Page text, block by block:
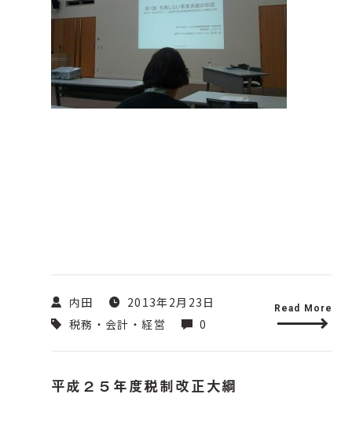
内田
2013年2月23日
税務・会計・経営
0
Read More
平成２５年度税制改正大綱